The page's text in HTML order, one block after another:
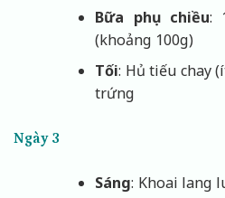
Bữa phụ chiều:
(khoảng 100g)
Tối: Hủ tiếu chay
trứng
Ngày 3
Sáng: Khoai lang